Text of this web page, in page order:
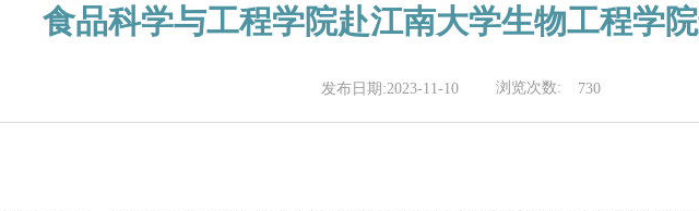
食品科学与工程学院赴江南大学生物工程学
发布日期:2023-11-10 浏览次数: 730